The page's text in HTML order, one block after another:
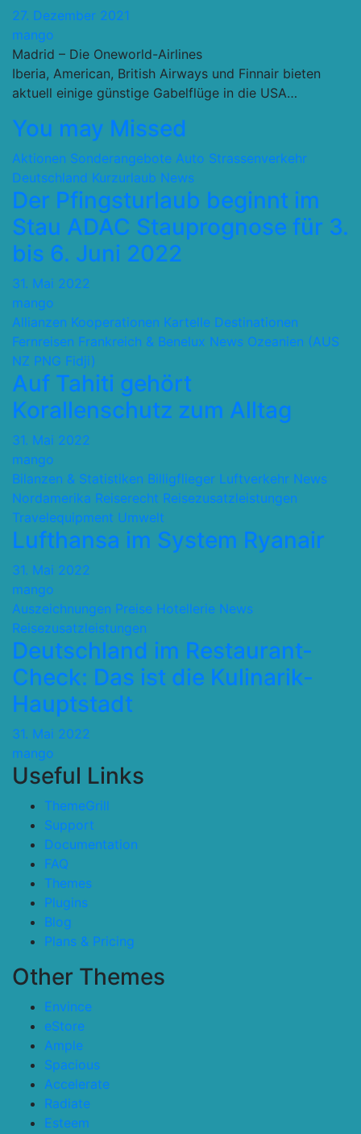
27. Dezember 2021
mango
Madrid – Die Oneworld-Airlines
Iberia, American, British Airways und Finnair bieten
aktuell einige günstige Gabelflüge in die USA…
You may Missed
Aktionen Sonderangebote Auto Strassenverkehr
Deutschland Kurzurlaub News
Der Pfingsturlaub beginnt im
Stau ADAC Stauprognose für 3.
bis 6. Juni 2022
31. Mai 2022
mango
Allianzen Kooperationen Kartelle Destinationen
Fernreisen Frankreich & Benelux News Ozeanien (AUS
NZ PNG Fidji)
Auf Tahiti gehört
Korallenschutz zum Alltag
31. Mai 2022
mango
Bilanzen & Statistiken Billigflieger Luftverkehr News
Nordamerika Reiserecht Reisezusatzleistungen
Travelequipment Umwelt
Lufthansa im System Ryanair
31. Mai 2022
mango
Auszeichnungen Preise Hotellerie News
Reisezusatzleistungen
Deutschland im Restaurant-
Check: Das ist die Kulinarik-
Hauptstadt
31. Mai 2022
mango
Useful Links
ThemeGrill
Support
Documentation
FAQ
Themes
Plugins
Blog
Plans & Pricing
Other Themes
Envince
eStore
Ample
Spacious
Accelerate
Radiate
Esteem